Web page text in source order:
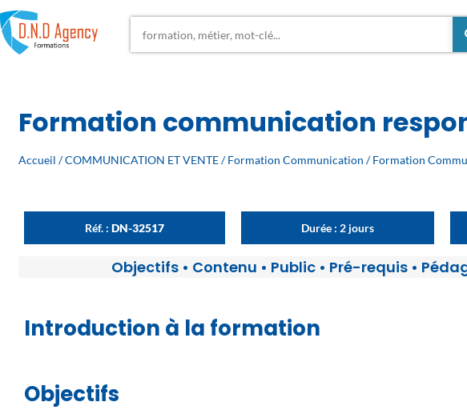
Formation communication
Accueil /COMMUNICATION ET VENTE/Formation Communication /Formation
Réf. :DN-32517 Durée : 2 jours
Objectifs• Contenu • Public• Pré-requis•
Introduction à la formation
Objectifs